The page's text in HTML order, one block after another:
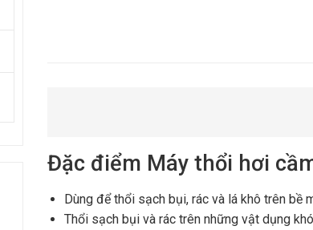
Đặc điểm Máy thổi hơi
Dùng để thổi sạch bụi, rác và lá khô trên bề
Thổi sạch bụi và rác trên những vật dụng